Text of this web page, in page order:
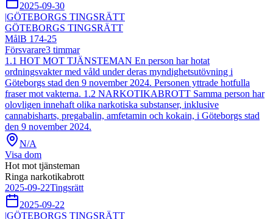
2025-09-30
|GÖTEBORGS TINGSRÄTT
GÖTEBORGS TINGSRÄTT
MålB 174-25
Försvarare3 timmar
1.1 HOT MOT TJÄNSTEMAN En person har hotat
ordningsvakter med våld under deras myndighetsutövning i
Göteborgs stad den 9 november 2024. Personen yttrade hotfulla
fraser mot vakterna. 1.2 NARKOTIKABROTT Samma person har
olovligen innehaft olika narkotiska substanser, inklusive
cannabisharts, pregabalin, amfetamin och kokain, i Göteborgs stad
den 9 november 2024.
N/A
Visa dom
Hot mot tjänsteman
Ringa narkotikabrott
2025-09-22Tingsrätt
2025-09-22
|GÖTEBORGS TINGSRÄTT